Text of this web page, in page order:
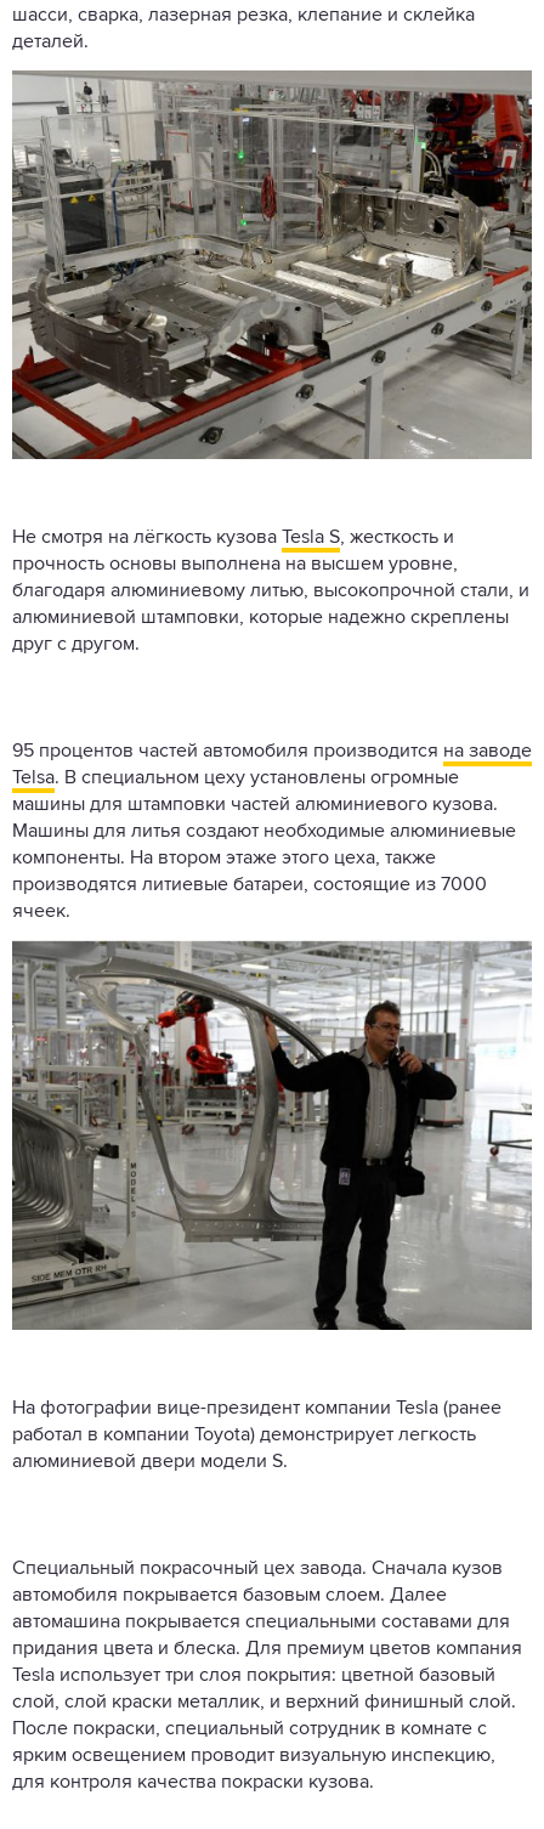
шасси, сварка, лазерная резка, клепание и склейка
деталей.
Не смотря на лёгкость кузова Tesla S, жесткость и
прочность основы выполнена на высшем уровне,
благодаря алюминиевому литью, высокопрочной стали, и
алюминиевой штамповки, которые надежно скреплены
друг с другом.
95 процентов частей автомобиля производится на заводе
Telsa. В специальном цеху установлены огромные
машины для штамповки частей алюминиевого кузова.
Машины для литья создают необходимые алюминиевые
компоненты. На втором этаже этого цеха, также
производятся литиевые батареи, состоящие из 7000
ячеек.
На фотографии вице-президент компании Tesla (ранее
работал в компании Toyota) демонстрирует легкость
алюминиевой двери модели S.
Специальный покрасочный цех завода. Сначала кузов
автомобиля покрывается базовым слоем. Далее
автомашина покрывается специальными составами для
придания цвета и блеска. Для премиум цветов компания
Tesla использует три слоя покрытия: цветной базовый
слой, слой краски металлик, и верхний финишный слой.
После покраски, специальный сотрудник в комнате с
ярким освещением проводит визуальную инспекцию,
для контроля качества покраски кузова.